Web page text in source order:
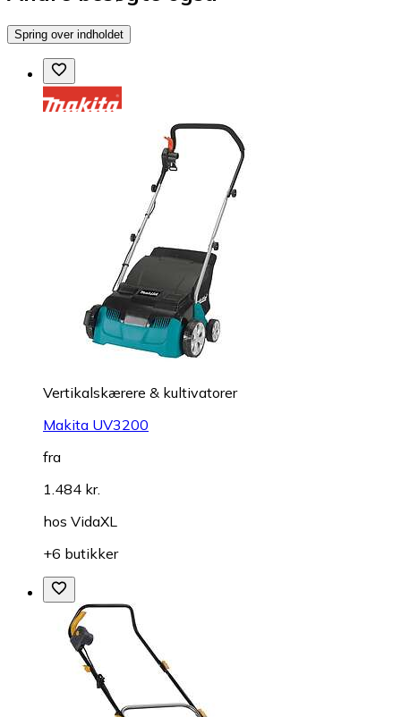
Spring over indholdet
Vertikalskærere & kultivatorer
Makita UV3200
fra
1.484 kr.
hos VidaXL
+6 butikker